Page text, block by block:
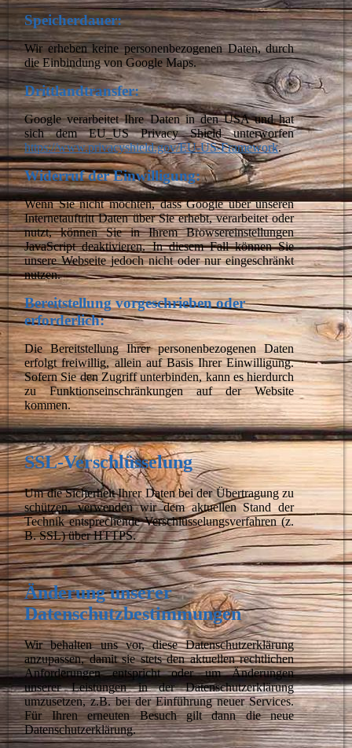
Speicherdauer:
Wir erheben keine personenbezogenen Daten, durch
die Einbindung von Google Maps.
Drittlandtransfer:
Google verarbeitet Ihre Daten in den USA und hat
sich dem EU_US Privacy Shield unterworfen
https://www.privacyshield.gov/EU-US-Framework.
Widerruf der Einwilligung:
Wenn Sie nicht möchten, dass Google über unseren
Internetauftritt Daten über Sie erhebt, verarbeitet oder
nutzt, können Sie in Ihrem Browsereinstellungen
JavaScript deaktivieren. In diesem Fall können Sie
unsere Webseite jedoch nicht oder nur eingeschränkt
nutzen.
Bereitstellung vorgeschrieben oder
erforderlich:
Die Bereitstellung Ihrer personenbezogenen Daten
erfolgt freiwillig, allein auf Basis Ihrer Einwilligung.
Sofern Sie den Zugriff unterbinden, kann es hierdurch
zu Funktionseinschränkungen auf der Website
kommen.
SSL-Verschlüsselung
Um die Sicherheit Ihrer Daten bei der Übertragung zu
schützen, verwenden wir dem aktuellen Stand der
Technik entsprechende Verschlüsselungsverfahren (z.
B. SSL) über HTTPS.
Änderung unserer
Datenschutzbestimmungen
Wir behalten uns vor, diese Datenschutzerklärung
anzupassen, damit sie stets den aktuellen rechtlichen
Anforderungen entspricht oder um Änderungen
unserer Leistungen in der Datenschutzerklärung
umzusetzen, z.B. bei der Einführung neuer Services.
Für Ihren erneuten Besuch gilt dann die neue
Datenschutzerklärung.